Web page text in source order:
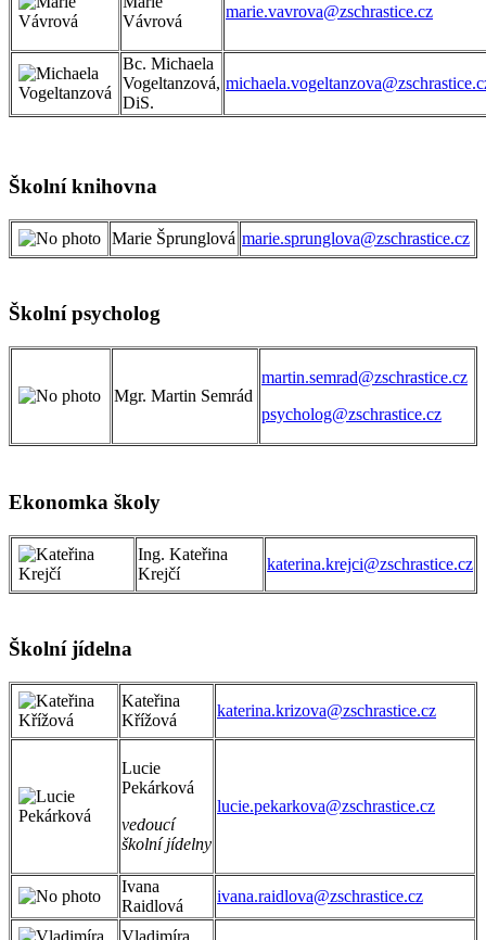
Vávrová
marie.vavrova@zschrastice.cz
Bc. Michaela
Vogeltanzová,
DiS.
Školní knihovna
Marie Šprunglová marie.sprunglova@zschrastice.cz
Školní psycholog
Mgr. Martin Semrád
martin.semrad@zschrastice.cz
psycholog@zschrastice.cz
Ekonomka školy
Ing. Kateřina
Krejčí
katerina.krejci@zschrastice.cz
Školní jídelna
Kateřina
Křížová
katerina.krizova@zschrastice.cz
Lucie
Pekárková
vedoucí
školní jídelny
lucie.pekarkova@zschrastice.cz
Ivana
Raidlová
ivana.raidlova@zschrastice.cz
Vladimíra